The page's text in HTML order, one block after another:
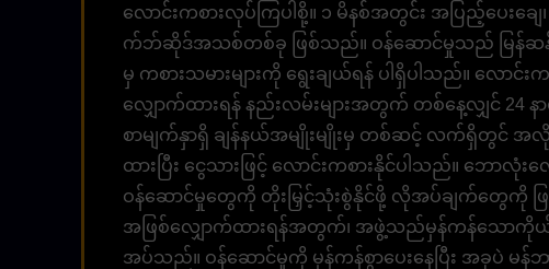
လောင်းကစားလုပ်ကြပါစို့။ ၁ မိနစ်အတွင်း အပြည့်ပေးခ
က်ဘ်ဆိုဒ်အသစ်တစ်ခု ဖြစ်သည်။ ဝန်ဆောင်မှုသည် မြန်ဆန်ပ
မှ ကစားသမားများကို ရွေးချယ်ရန် ပါရှိပါသည်။ လောင်
လျှောက်ထားရန် နည်းလမ်းများအတွက် တစ်နေ့လျှင် 24
စာမျက်နှာရှိ ချန်နယ်အမျိုးမျိုးမှ တစ်ဆင့် လက်ရှိတွင်
ထားပြီး ငွေသားဖြင့် လောင်းကစားနိုင်ပါသည်။ ဘော
ဝန်ဆောင်မှုတွေကို တိုးမြှင့်သုံးစွဲနိုင်ဖို့ လိုအပ်ချက်တွေကို
အဖြစ်လျှောက်ထားရန်အတွက်၊ အဖွဲ့သည်မှန်ကန်သောကို
အပ်သည်။ ဝန်ဆောင်မှုကို မှန်ကန်စွာပေးနေပြီး အခုပဲ မန်